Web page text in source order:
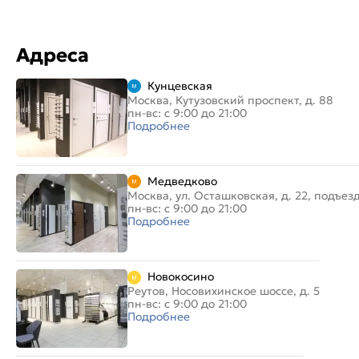
Адреса
Кунцевская
Москва, Кутузовский проспект, д. 88
пн-вс: с 9:00 до 21:00
Подробнее
Медведково
Москва, ул. Осташковская, д. 22,
пн-вс: с 9:00 до 21:00
Подробнее
Новокосино
Реутов, Носовихинское шоссе, д. 5
пн-вс: с 9:00 до 21:00
Подробнее